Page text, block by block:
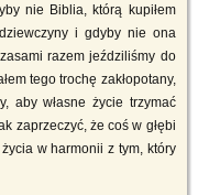
nie Biblia, którą kupiłem
i gdyby nie ona
razem jeździliśmy do
tego trochę zakłopotany,
aby własne życie trzymać
zaprzeczyć, że coś w głębi
w harmonii z tym, który